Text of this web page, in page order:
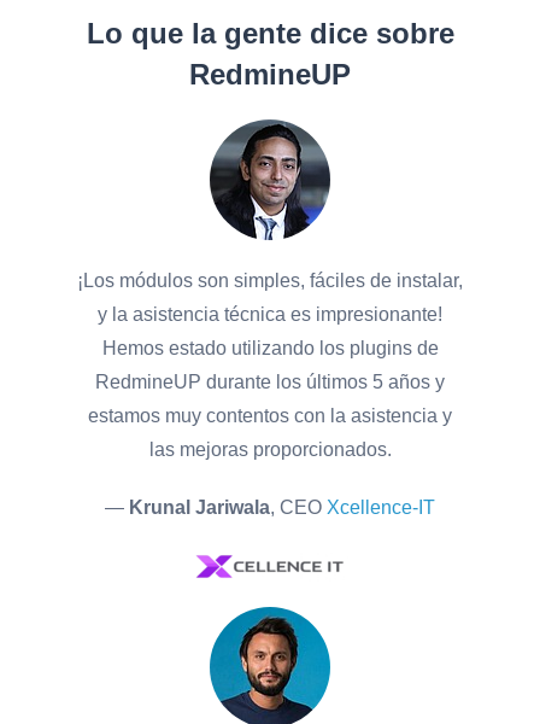
Lo que la gente dice sobre
RedmineUP
¡Los módulos son simples, fáciles de instalar,
y la asistencia técnica es impresionante!
Hemos estado utilizando los plugins de
RedmineUP durante los últimos 5 años y
estamos muy contentos con la asistencia y
las mejoras proporcionados.
— Krunal Jariwala, CEO Xcellence-IT